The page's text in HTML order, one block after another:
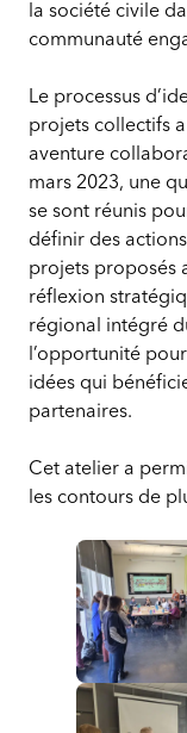
la société civile
communauté
Le processus
projets collectifs
aventure
mars 2023, une
se sont réunis
définir des
projets proposés
réflexion
régional intégré
l’opportunité
idées qui
partenaires.
Cet atelier a
les contours de
Un
an
: